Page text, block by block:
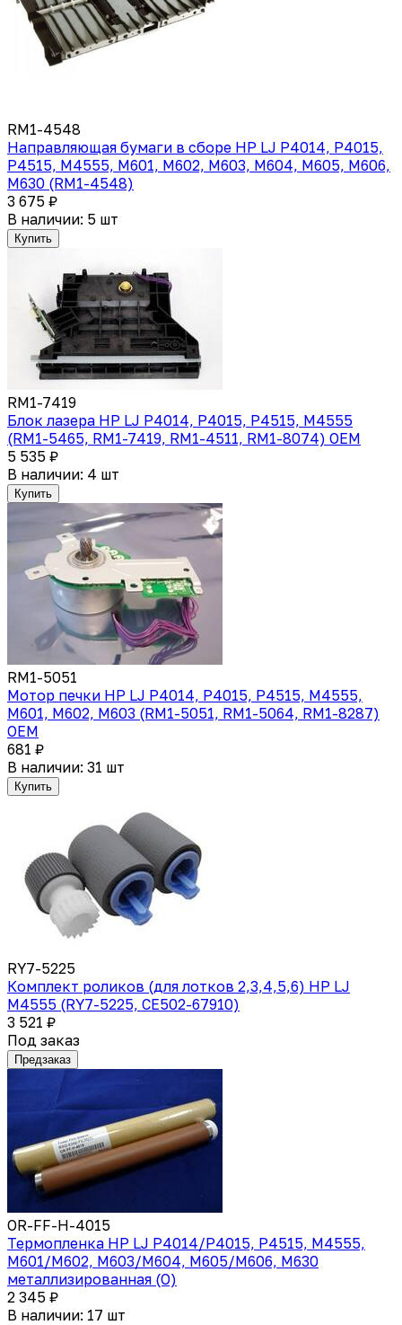
RM1-4548
Направляющая бумаги в сборе HP LJ P4014, P4015,
P4515, M4555, M601, M602, M603, M604, M605, M606,
M630 (RM1-4548)
3 675 ₽
В наличии: 5 шт
Купить
RM1-7419
Блок лазера HP LJ P4014, P4015, P4515, M4555
(RM1-5465, RM1-7419, RM1-4511, RM1-8074) OEM
5 535 ₽
В наличии: 4 шт
Купить
RM1-5051
Мотор печки HP LJ P4014, P4015, P4515, M4555,
M601, M602, M603 (RM1-5051, RM1-5064, RM1-8287)
OEM
681 ₽
В наличии: 31 шт
Купить
RY7-5225
Комплект роликов (для лотков 2,3,4,5,6) HP LJ
M4555 (RY7-5225, CE502-67910)
3 521 ₽
Под заказ
Предзаказ
OR-FF-H-4015
Термопленка HP LJ P4014/P4015, P4515, M4555,
M601/M602, M603/M604, M605/M606, M630
металлизированная (O)
2 345 ₽
В наличии: 17 шт